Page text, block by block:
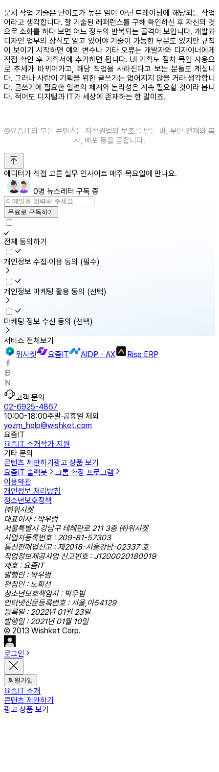
문서 작업 기술은 난이도가 높은 일이 아닌 트레이닝에 해당되는 작업
이라고 생각합니다. 잘 기술된 레퍼런스를 구해 확인하신 후 자신의 것
으로 소화를 하다 보면 어느 정도의 반복되는 골격이 보입니다. 개발과
디자인 업무의 상식도 알고 있어야 기술이 가능한 부분도 있지만 규칙
이 보이기 시작하면 예외 변수나 기타 오류는 개발자와 디자이너에게
직접 확인 후 기획서에 추가하면 됩니다. UI 기획도 점차 목업 사용으
로 추세가 바뀌어가고, 해당 직업을 사라진다고 보는 분들도 계십니
다. 그러나 사람이 기획을 위한 글쓰기는 없어지지 않을 거라 생각합니
다. 글쓰기에 필요한 일련의 체계와 논리성은 계속 필요할 것이라 봅니
다. 적어도 디지털과 IT가 세상에 존재하는 한 말이죠.
©️요즘IT의 모든 콘텐츠는 저작권법의 보호를 받는 바, 무단 전재와 복
사, 배포 등을 금합니다.
에디터가 직접 고른 실무 인사이트 매주 목요일에 만나요.
0명 뉴스레터 구독 중
무료로 구독하기
전체 동의하기
개인정보 수집·이용 동의 (필수)
개인정보 마케팅 활용 동의 (선택)
마케팅 정보 수신 동의 (선택)
서비스 전체보기
위시켓
요즘IT AIDP - AX Rise ERP
고객 문의
02-6925-4867
10:00-18:00주말·공휴일 제외
yozm_help@wishket.com
요즘IT
요즘IT 소개작가 지원
기타 문의
콘텐츠 제안하기광고 상품 보기
요즘IT 슬랙봇
크롬 확장 프로그램
이용약관
개인정보 처리방침
청소년보호정책
㈜위시켓
대표이사 : 박우범
서울특별시 강남구 테헤란로 211 3층 ㈜위시켓
사업자등록번호 : 209-81-57303
통신판매업신고 : 제2018-서울강남-02337 호
직업정보제공사업 신고번호 : J1200020180019
제호 : 요즘IT
발행인 : 박우범
편집인 : 노희선
청소년보호책임자 : 박우범
인터넷신문등록번호 : 서울,아54129
등록일 : 2022년 01월 23일
발행일 : 2021년 01월 10일
© 2013 Wishket Corp.
로그인
회원가입
요즘IT 소개
콘텐츠 제안하기
광고 상품 보기